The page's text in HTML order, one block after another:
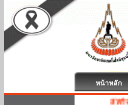
หน้าหลัก
สหกิจศึก